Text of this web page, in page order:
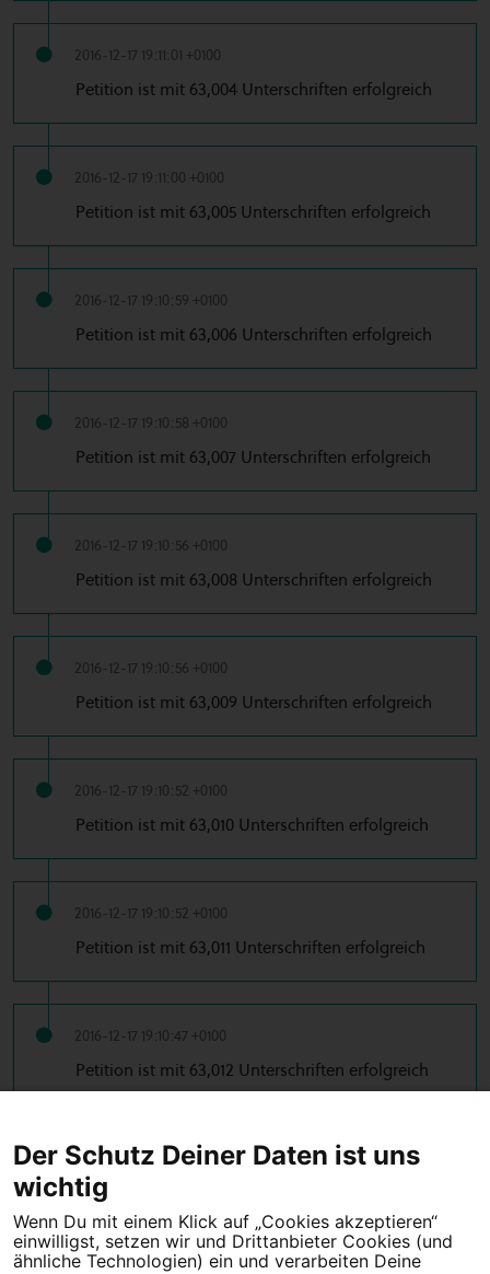
2016-12-17 19:11:01 +0100
Petition ist mit 63,004 Unterschriften erfolgreich
2016-12-17 19:11:00 +0100
Petition ist mit 63,005 Unterschriften erfolgreich
2016-12-17 19:10:59 +0100
Petition ist mit 63,006 Unterschriften erfolgreich
2016-12-17 19:10:58 +0100
Petition ist mit 63,007 Unterschriften erfolgreich
2016-12-17 19:10:56 +0100
Petition ist mit 63,008 Unterschriften erfolgreich
2016-12-17 19:10:56 +0100
Petition ist mit 63,009 Unterschriften erfolgreich
2016-12-17 19:10:52 +0100
Petition ist mit 63,010 Unterschriften erfolgreich
2016-12-17 19:10:52 +0100
Petition ist mit 63,011 Unterschriften erfolgreich
2016-12-17 19:10:47 +0100
Petition ist mit 63,012 Unterschriften erfolgreich
← Vorherige 1 2 … 9 10 11 12 13
15
16 17
Tipps für deine Petition
Der Schutz Deiner Daten ist uns
wichtig
Wenn Du mit einem Klick auf „Cookies akzeptieren“
einwilligst, setzen wir und Drittanbieter Cookies (und
ähnliche Technologien) ein und verarbeiten Deine